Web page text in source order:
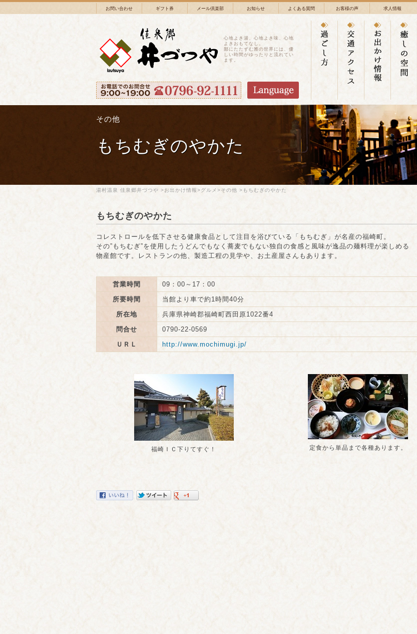
お問い合わせ ギフト券 メール倶楽部 お知らせ よくある質問 お客様の声 求人情報
心地よき湯、心地よき味、心地
よきおもてなし。
鄙にたたずむ雅の世界には、優
しい時間がゆったりと流れてい
ます。
その他
もちむぎのやかた
湯村温泉 佳泉郷井づつや >お出かけ情報>グルメ >その他 >もちむぎのやかた
もちむぎのやかた
コレストロールを低下させる健康食品として注目を浴びている「もちむぎ」が名産の福崎町。
その”もちむぎ”を使用したうどんでもなく蕎麦でもない独自の食感と風味が逸品の麺料理が楽しめる
物産館です。レストランの他、製造工程の見学や、お土産屋さんもあります。
営業時間
09：00～17：00
所要時間
当館より車で約1時間40分
所在地
兵庫県神崎郡福崎町西田原1022番4
問合せ
0790-22-0569
ＵＲＬ
http://www.mochimugi.jp/
福崎ＩＣ下りてすぐ！ 定食から単品まで各種あります。